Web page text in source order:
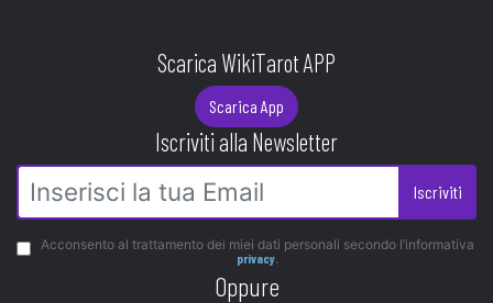
Scarica WikiTarot APP
Scarica App
Iscriviti alla Newsletter
Iscriviti
Acconsento al trattamento dei miei dati personali secondo l’informativa
privacy.
Oppure